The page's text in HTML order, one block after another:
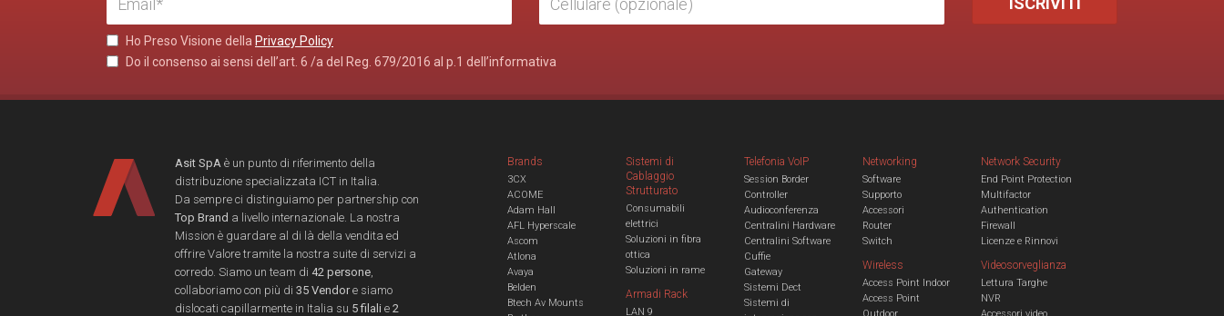
Ho Preso Visione della Privacy Policy
Do il consenso ai sensi dell’art. 6 /a del Reg. 679/2016 al p.1 dell’informativa
Asit SpA è un punto di riferimento della
distribuzione specializzata ICT in Italia.
Da sempre ci distinguiamo per partnership con
Top Brand a livello internazionale. La nostra
Mission è guardare al di là della vendita ed
offrire Valore tramite la nostra suite di servizi a
corredo. Siamo un team di 42 persone
collaboriamo con più di 35 Vendore siamo
dislocati capillarmente in Italia su 5 filali e 2
Brands
3CX
ACOME
Adam Hall
AFL Hyperscale
Ascom
Atlona
Avaya
Belden
Btech Av Mounts
Sistemi di
Cablaggio
Strutturato
Consumabili
elettrici
Soluzioni in fibra
ottica
Soluzioni in rame
Armadi Rack
LAN 9
Telefonia VoIP
Session Border
Controller
Audioconferenza
Centralini Hardware
Centralini Software
Cuffie
Gateway
Sistemi Dect
Sistemi di
Networking
Software
Supporto
Accessori
Router
Switch
Wireless
Access Point Indoor
Access Point
Outdoor
Network Security
End Point Protection
Multifactor
Authentication
Firewall
Licenze e Rinnovi
Videosorveglianza
Lettura Targhe
NVR
Accessori video